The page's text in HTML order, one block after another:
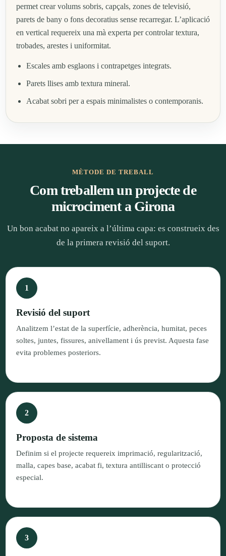
permet crear volums sobris, capçals, zones de televisió,
parets de bany o fons decoratius sense recarregar. L’aplicació
en vertical requereix una mà experta per controlar textura,
trobades, arestes i uniformitat.
Escales amb esglaons i contrapetges integrats.
Parets llises amb textura mineral.
Acabat sobri per a espais minimalistes o contemporanis.
MÈTODE DE TREBALL
Com treballem un projecte de
microciment a Girona
Un bon acabat no apareix a l’última capa: es construeix des
de la primera revisió del suport.
Revisió del suport
Analitzem l’estat de la superfície, adherència, humitat, peces
soltes, juntes, fissures, anivellament i ús previst. Aquesta fase
evita problemes posteriors.
Proposta de sistema
Definim si el projecte requereix imprimació, regularització,
malla, capes base, acabat fi, textura antilliscant o protecció
especial.